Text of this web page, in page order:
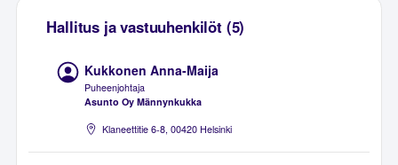
Hallitus ja vastuuhenkilöt (5)
Kukkonen Anna-Maija
Puheenjohtaja
Asunto Oy Männynkukka
Klaneettitie 6-8, 00420 Helsinki